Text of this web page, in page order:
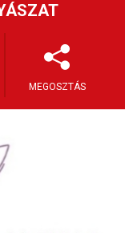
MEGOSZTÁS